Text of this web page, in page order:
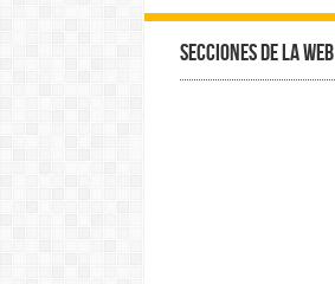
Secciones de la web